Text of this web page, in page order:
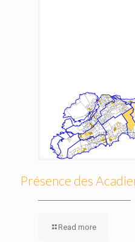
Présence des
Read more